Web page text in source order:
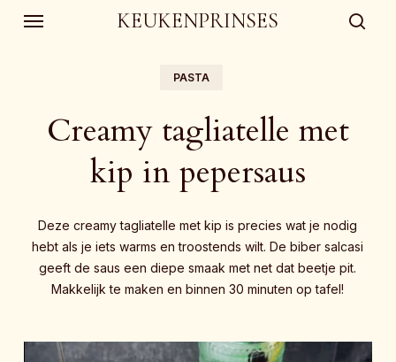
KEUKENPRINSES
Menu
PASTA
Creamy tagliatelle met
kip in pepersaus
Deze creamy tagliatelle met kip is precies wat je nodig
hebt als je iets warms en troostends wilt. De biber salcasi
geeft de saus een diepe smaak met net dat beetje pit.
Makkelijk te maken en binnen 30 minuten op tafel!